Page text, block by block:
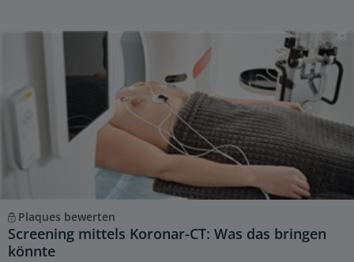
Plaques bewerten
Screening mittels Koronar-CT: Was das bringen
könnte